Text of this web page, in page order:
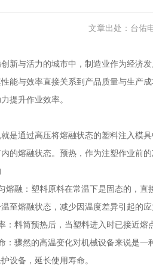
文章出处：台佑
新与活力的城市中，制造业作为经济
能与效率直接关系到产品质量与生产
提升作业效率。
是通过高压将熔融状态的塑料注入模
的熔融状态。预热，作为注塑作业前的
熔融：塑料原料在常温下是固态的，
至熔融状态，减少因温度差异引起的应
：料筒预热后，当塑料进入时已接近熔
：骤然的高温变化对机械设备来说是
设备，延长使用寿命。